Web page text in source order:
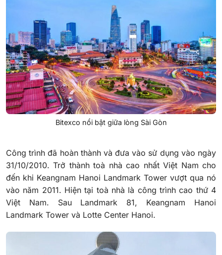
Bitexco nổi bật giữa lòng Sài Gòn
Công trình đã hoàn thành và đưa vào sử dụng vào ngày
31/10/2010. Trở thành toà nhà cao nhất Việt Nam cho
đến khi Keangnam Hanoi Landmark Tower vượt qua nó
vào năm 2011. Hiện tại toà nhà là công trình cao thứ 4
Việt Nam. Sau Landmark 81, Keangnam Hanoi
Landmark Tower và Lotte Center Hanoi.